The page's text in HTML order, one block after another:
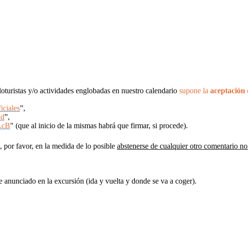
y/o actividades englobadas en nuestro calendario supone la aceptación
”,
”,
" (que al inicio de la mismas habrá que firmar, si procede).
, por favor, en la medida de lo posible abstenerse de cualquier otro comentario
en la excursión (ida y vuelta y donde se va a coger).